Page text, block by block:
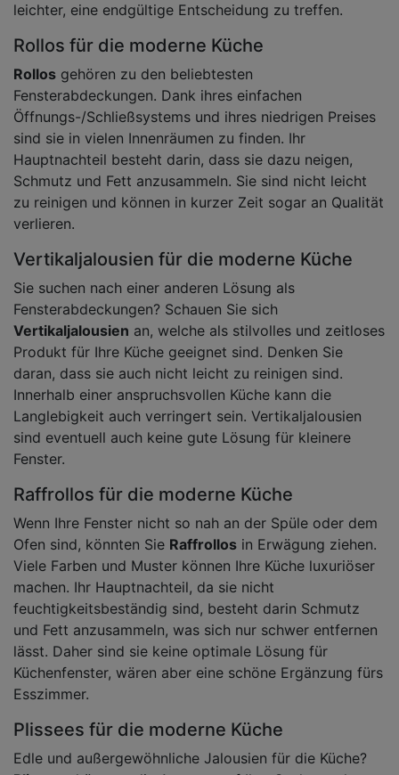
leichter, eine endgültige Entscheidung zu treffen.
Rollos für die moderne Küche
Rollos gehören zu den beliebtesten
Fensterabdeckungen. Dank ihres einfachen
Öffnungs-/Schließsystems und ihres niedrigen Preises
sind sie in vielen Innenräumen zu finden. Ihr
Hauptnachteil besteht darin, dass sie dazu neigen,
Schmutz und Fett anzusammeln. Sie sind nicht leicht
zu reinigen und können in kurzer Zeit sogar an Qualität
verlieren.
Vertikaljalousien für die moderne Küche
Sie suchen nach einer anderen Lösung als
Fensterabdeckungen? Schauen Sie sich
Vertikaljalousien an, welche als stilvolles und zeitloses
Produkt für Ihre Küche geeignet sind. Denken Sie
daran, dass sie auch nicht leicht zu reinigen sind.
Innerhalb einer anspruchsvollen Küche kann die
Langlebigkeit auch verringert sein. Vertikaljalousien
sind eventuell auch keine gute Lösung für kleinere
Fenster.
Raffrollos für die moderne Küche
Wenn Ihre Fenster nicht so nah an der Spüle oder dem
Ofen sind, könnten Sie Raffrollos in Erwägung ziehen.
Viele Farben und Muster können Ihre Küche luxuriöser
machen. Ihr Hauptnachteil, da sie nicht
feuchtigkeitsbeständig sind, besteht darin Schmutz
und Fett anzusammeln, was sich nur schwer entfernen
lässt. Daher sind sie keine optimale Lösung für
Küchenfenster, wären aber eine schöne Ergänzung fürs
Esszimmer.
Plissees für die moderne Küche
Edle und außergewöhnliche Jalousien für die Küche?